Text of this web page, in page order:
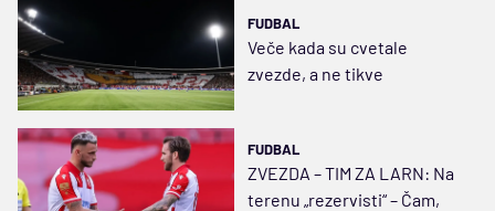
FUDBAL
Veče kada su cvetale
zvezde, a ne tikve
FUDBAL
ZVEZDA – TIM ZA LARN: Na
terenu „rezervisti“ – Čam,